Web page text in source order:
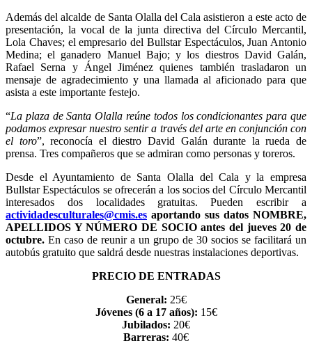
Además del alcalde de Santa Olalla del Cala asistieron a este acto de
presentación, la vocal de la junta directiva del Círculo Mercantil,
Lola Chaves; el empresario del Bullstar Espectáculos, Juan Antonio
Medina; el ganadero Manuel Bajo; y los diestros David Galán,
Rafael Serna y Ángel Jiménez quienes también trasladaron un
mensaje de agradecimiento y una llamada al aficionado para que
asista a este importante festejo.
“La plaza de Santa Olalla reúne todos los condicionantes para que
podamos expresar nuestro sentir a través del arte en conjunción con
el toro”, reconocía el diestro David Galán durante la rueda de
prensa. Tres compañeros que se admiran como personas y toreros.
Desde el Ayuntamiento de Santa Olalla del Cala y la empresa
Bullstar Espectáculos se ofrecerán a los socios del Círculo Mercantil
interesados dos localidades gratuitas. Pueden escribir a
actividadesculturales@cmis.es aportando sus datos NOMBRE,
APELLIDOS Y NÚMERO DE SOCIO antes del jueves 20 de
octubre. En caso de reunir a un grupo de 30 socios se facilitará un
autobús gratuito que saldrá desde nuestras instalaciones deportivas.
PRECIO DE ENTRADAS
General: 25€
Jóvenes (6 a 17 años): 15€
Jubilados: 20€
Barreras: 40€